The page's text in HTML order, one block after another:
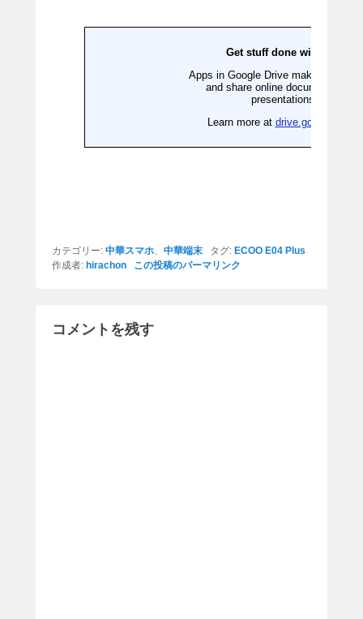
カテゴリー: 中華スマホ、 中華端末 タグ: ECOO E04 Plus
作成者: hirachon この投稿のパーマリンク
コメントを残す